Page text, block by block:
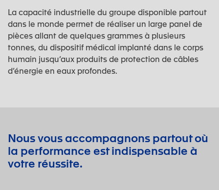
La capacité industrielle du groupe disponible partout
dans le monde permet de réaliser un large panel de
pièces allant de quelques grammes à plusieurs
tonnes, du dispositif médical implanté dans le corps
humain jusqu’aux produits de protection de câbles
d’énergie en eaux profondes.
Nous vous accompagnons partout où
la performance est indispensable à
votre réussite.